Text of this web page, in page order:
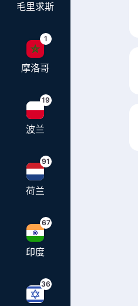
毛里求斯
1
摩洛哥
19
波兰
91
荷兰
67
印度
36